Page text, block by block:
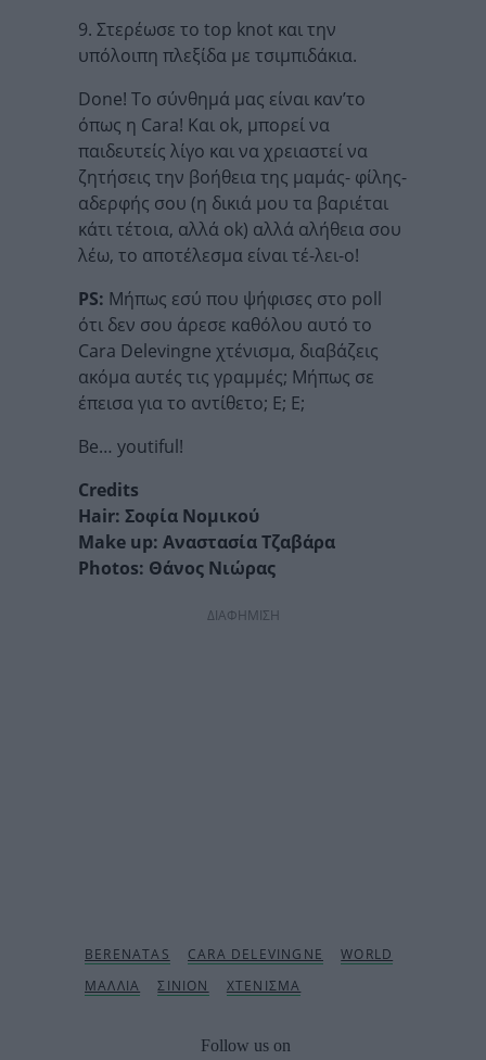
9. Στερέωσε το top knot και την
υπόλοιπη πλεξίδα με τσιμπιδάκια.
Done! Το σύνθημά μας είναι καν’το
όπως η Cara! Και ok, μπορεί να
παιδευτείς λίγο και να χρειαστεί να
ζητήσεις την βοήθεια της μαμάς- φίλης-
αδερφής σου (η δικιά μου τα βαριέται
κάτι τέτοια, αλλά ok) αλλά αλήθεια σου
λέω, το αποτέλεσμα είναι τέ-λει-ο!
PS: Μήπως εσύ που ψήφισες στο poll
ότι δεν σου άρεσε καθόλου αυτό το
Cara Delevingne χτένισμα, διαβάζεις
ακόμα αυτές τις γραμμές; Μήπως σε
έπεισα για το αντίθετο; Ε; Ε;
Be… youtiful!
Credits
Hair: Σοφία Νομικού
Make up: Αναστασία Τζαβάρα
Photos: Θάνος Νιώρας
ΔΙΑΦΗΜΙΣΗ
Follow us on